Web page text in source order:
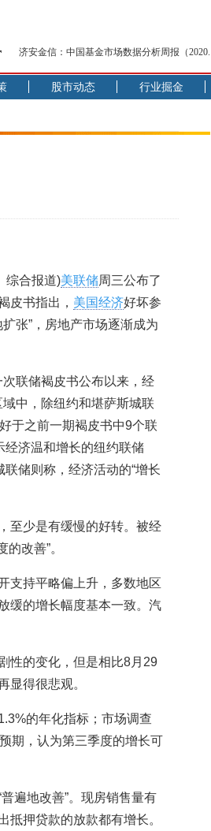
济安金信：中国基金市场数据分析周报（2020.
【见·闻】疫情下，新加坡旅游业步履维艰
记者手记：疫情下的香港零售业如何浴火重生？
【见·闻】疫情下一家香港传统零售商的转型
济安金信：中国基金市场数据分析周报（
【新华财经调查】同业存单、结构性存款玩
央行公开市场净投放300亿元 短端资金利率明
基本面及股市双轮冲击 债市回调十年期债表
恒生聚源：北斗收官之星发射成功，全产业链
股市动态 行业掘金
合报道)美联储周三公布了
皮书指出， 美国经济好坏参
张”，房地产市场逐渐成为
联储褐皮书公布以来，经
中，除纽约和堪萨斯城联
于之前一期褐皮书中9个联
经济温和增长的纽约联储
储则称，经济活动的“增长
至少是有缓慢的好转。被经
改善”。
支持平略偏上升，多数地区
缓的增长幅度基本一致。汽
性的变化，但是相比8月29
显得很悲观。
的年化指标；市场调查
期，认为第三季度的增长可
遍地改善”。现房销售量有
抵押贷款的放款都有增长。